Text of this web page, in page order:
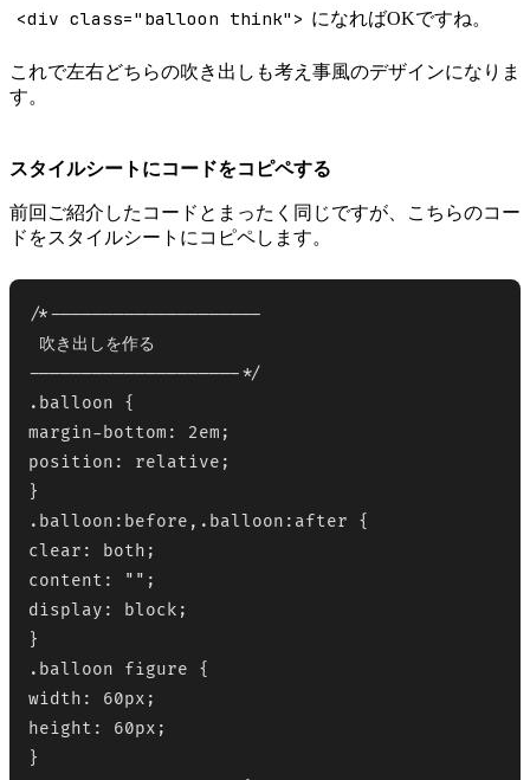
<div class="balloon think"> になればOKですね。
これで左右どちらの吹き出しも考え事風のデザインになりま
す。
スタイルシートにコードをコピペする
前回ご紹介したコードとまったく同じですが、こちらのコー
ドをスタイルシートにコピペします。
/*--------------------
吹き出しを作る
--------------------*/
.balloon {
margin-bottom: 2em;
position: relative;
}
.balloon:before,.balloon:after {
clear: both;
content: "";
display: block;
}
.balloon figure {
width: 60px;
height: 60px;
}